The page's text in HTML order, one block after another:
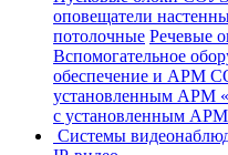
оповещатели
потолочные Речевые
Вспомогательное
обеспечение и АРМ
установленным АРМ
с установленным
Системы